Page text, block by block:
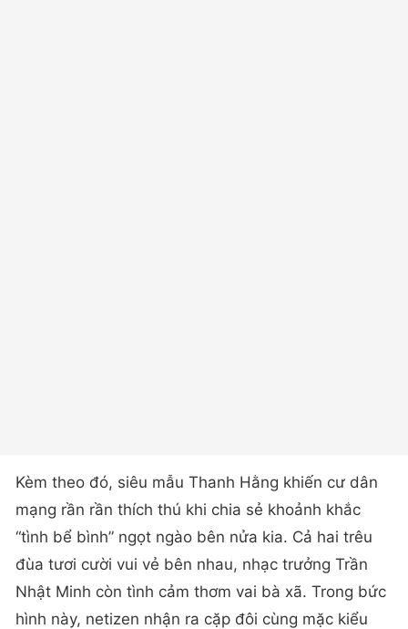
Kèm theo đó, siêu mẫu Thanh Hằng khiến cư dân
mạng rần rần thích thú khi chia sẻ khoảnh khắc
“tình bể bình” ngọt ngào bên nửa kia. Cả hai trêu
đùa tươi cười vui vẻ bên nhau, nhạc trưởng Trần
Nhật Minh còn tình cảm thơm vai bà xã. Trong bức
hình này, netizen nhận ra cặp đôi cùng mặc kiểu